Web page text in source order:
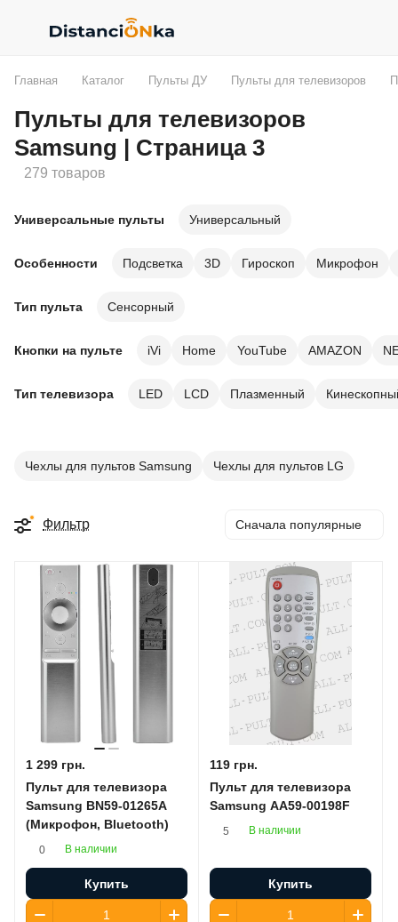
Главная Каталог Пульты ДУ Пульты для телевизоров
Пульты для телевизоров
Samsung | Страница 3
279 товаров
Универсальные пульты Универсальный
Особенности Подсветка 3D Гироскоп Микрофон
Тип пульта Сенсорный
Кнопки на пульте iVi Home YouTube AMAZON
Тип телевизора LED LCD Плазменный
Чехлы для пультов Samsung Чехлы для пультов LG
Фильтр Сначала популярные
1 299 грн.
Пульт для телевизора
Samsung BN59-01265A
(Микрофон, Bluetooth)
0 В наличии
Купить
119 грн.
Пульт для телевизора
Samsung AA59-00198F
5 В наличии
Купить